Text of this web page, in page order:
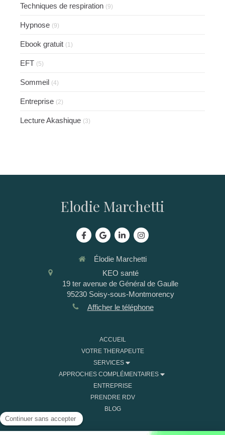
Techniques de respiration (9)
Hypnose (9)
Ebook gratuit (1)
EFT (5)
Sommeil (4)
Entreprise (2)
Lecture Akashique (3)
Elodie Marchetti
Élodie Marchetti
KEO santé
19 ter avenue de Général de Gaulle
95230 Soisy-sous-Montmorency
Afficher le téléphone
ACCUEIL
VOTRE THERAPEUTE
SERVICES
APPROCHES COMPLÉMENTAIRES
ENTREPRISE
PRENDRE RDV
BLOG